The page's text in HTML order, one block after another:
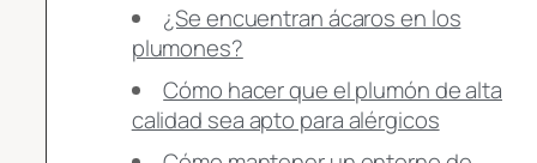
¿Se encuentran ácaros en los
plumones?
Cómo hacer que el plumón de alta
calidad sea apto para alérgicos